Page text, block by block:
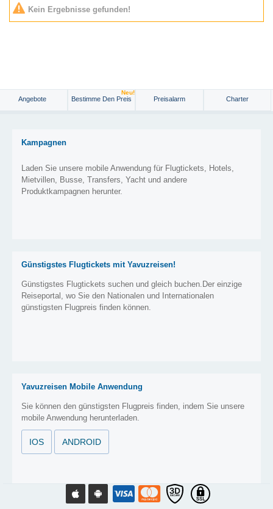
Kein Ergebnisse gefunden!
Angebote Bestimme Den Preis
Neu!
Preisalarm Charter
Kampagnen
Laden Sie unsere mobile Anwendung für Flugtickets, Hotels,
Mietvillen, Busse, Transfers, Yacht und andere
Produktkampagnen herunter.
Günstigstes Flugtickets mit Yavuzreisen!
Günstigstes Flugtickets suchen und gleich buchen.Der einzige
Reiseportal, wo Sie den Nationalen und Internationalen
günstigsten Flugpreis finden können.
Yavuzreisen Mobile Anwendung
Sie können den günstigsten Flugpreis finden, indem Sie unsere
mobile Anwendung herunterladen.
IOS ANDROID